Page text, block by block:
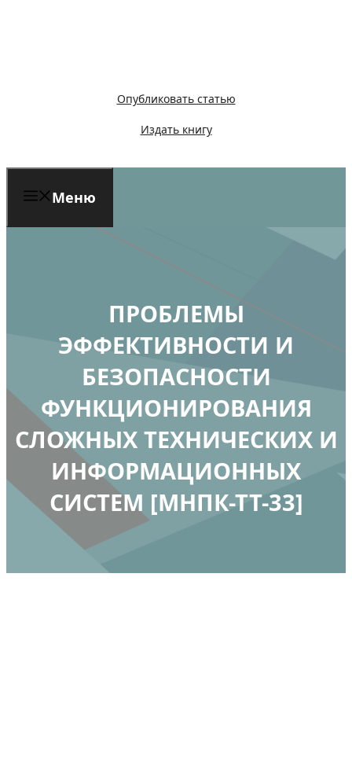
Опубликовать статью
Издать книгу
Меню
ПРОБЛЕМЫ
ЭФФЕКТИВНОСТИ И
БЕЗОПАСНОСТИ
ФУНКЦИОНИРОВАНИЯ
СЛОЖНЫХ ТЕХНИЧЕСКИХ И
ИНФОРМАЦИОННЫХ
СИСТЕМ [МНПК-ТТ-33]